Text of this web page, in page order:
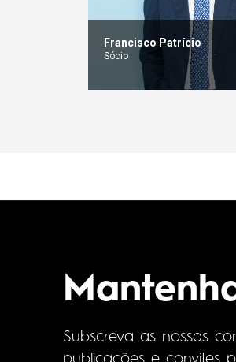
Francisco Patrício
Sócio
Subscreva as nossas